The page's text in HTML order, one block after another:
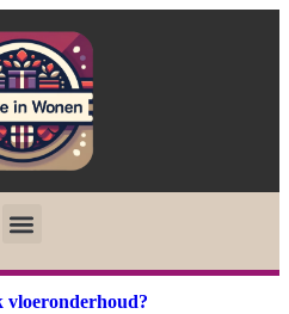
vloeronderhoud?